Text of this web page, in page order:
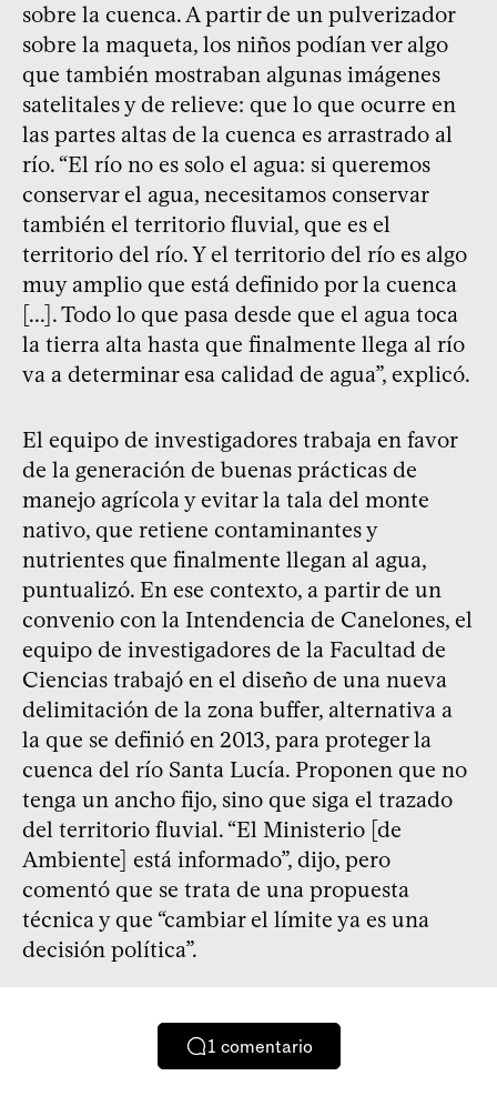
sobre la cuenca. A partir de un pulverizador
sobre la maqueta, los niños podían ver algo
que también mostraban algunas imágenes
satelitales y de relieve: que lo que ocurre en
las partes altas de la cuenca es arrastrado al
río. “El río no es solo el agua: si queremos
conservar el agua, necesitamos conservar
también el territorio fluvial, que es el
territorio del río. Y el territorio del río es algo
muy amplio que está definido por la cuenca
[...]. Todo lo que pasa desde que el agua toca
la tierra alta hasta que finalmente llega al río
va a determinar esa calidad de agua”, explicó.
El equipo de investigadores trabaja en favor
de la generación de buenas prácticas de
manejo agrícola y evitar la tala del monte
nativo, que retiene contaminantes y
nutrientes que finalmente llegan al agua,
puntualizó. En ese contexto, a partir de un
convenio con la Intendencia de Canelones, el
equipo de investigadores de la Facultad de
Ciencias trabajó en el diseño de una nueva
delimitación de la zona buffer, alternativa a
la que se definió en 2013, para proteger la
cuenca del río Santa Lucía. Proponen que no
tenga un ancho fijo, sino que siga el trazado
del territorio fluvial. “El Ministerio [de
Ambiente] está informado”, dijo, pero
comentó que se trata de una propuesta
técnica y que “cambiar el límite ya es una
decisión política”.
1 comentario